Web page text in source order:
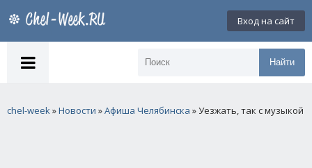
Вход на сайт
Найти
chel-week»Новости »Афиша Челябинска » Уезжать, так с музыкой